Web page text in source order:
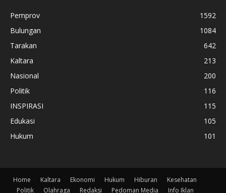
Pemprov
1592
Bulungan
1084
Tarakan
642
Kaltara
213
Nasional
200
Politik
116
INSPIRASI
115
Edukasi
105
Hukum
101
Home Kaltara Ekonomi Hukum Hiburan
Kesehatan
Politik
Olahraga Redaksi Pedoman Media Info Iklan